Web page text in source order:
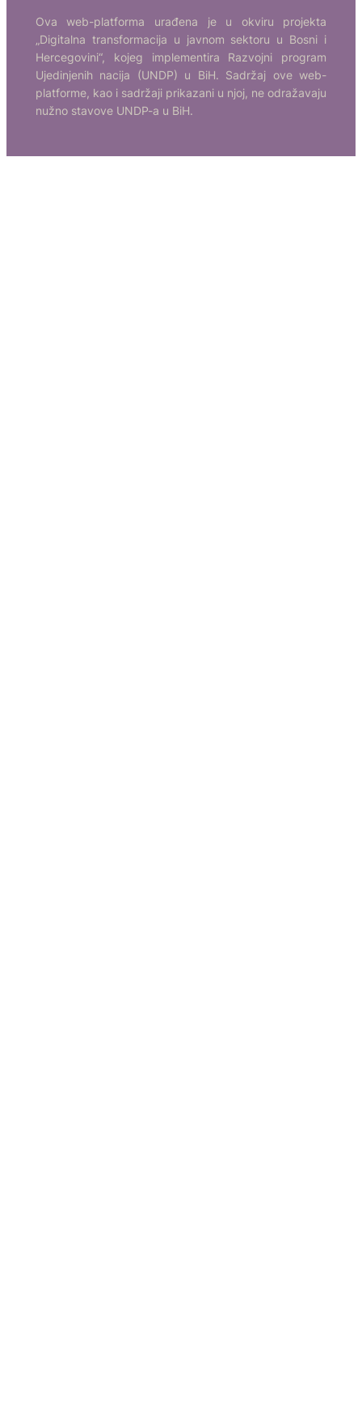
Ova web-platforma urađena je u okviru projekta
„Digitalna transformacija u javnom sektoru u Bosni i
Hercegovini“, kojeg implementira Razvojni program
Ujedinjenih nacija (UNDP) u BiH. Sadržaj ove web-
platforme, kao i sadržaji prikazani u njoj, ne odražavaju
nužno stavove UNDP-a u BiH.